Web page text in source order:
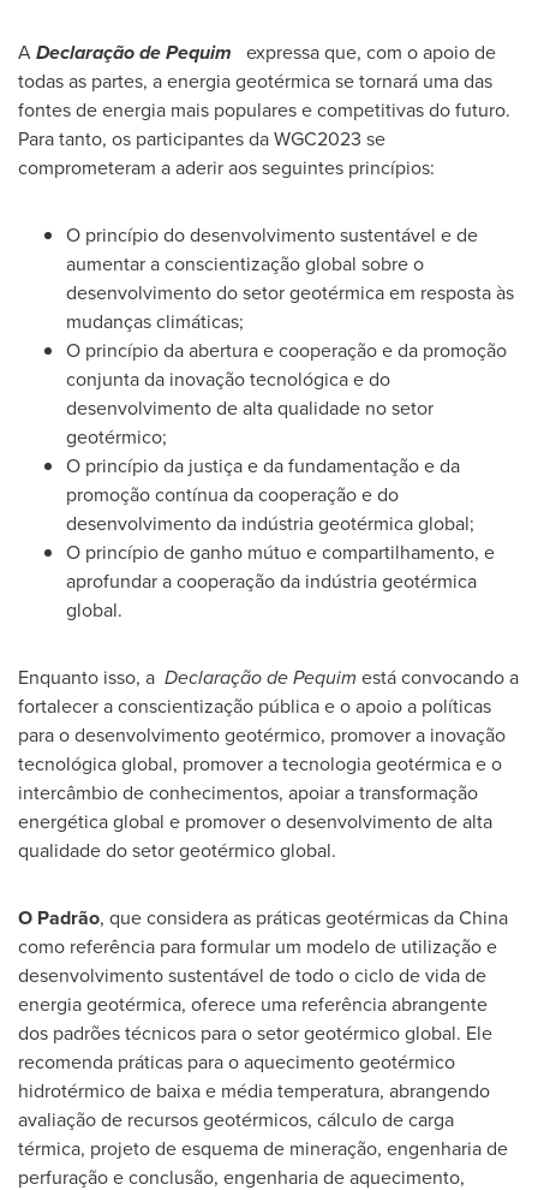
ADeclaração de Pequim expressa que, com o apoio de
todas as partes, a energia geotérmica se tornará uma das
fontes de energia mais populares e competitivas do futuro.
Para tanto, os participantes da WGC2023 se
comprometeram a aderir aos seguintes princípios:
O princípio do desenvolvimento sustentável e de
aumentar a conscientização global sobre o
desenvolvimento do setor geotérmica em resposta às
mudanças climáticas;
O princípio da abertura e cooperação e da promoção
conjunta da inovação tecnológica e do
desenvolvimento de alta qualidade no setor
geotérmico;
O princípio da justiça e da fundamentação e da
promoção contínua da cooperação e do
desenvolvimento da indústria geotérmica global;
O princípio de ganho mútuo e compartilhamento, e
aprofundar a cooperação da indústria geotérmica
global.
Enquanto isso, a Declaração de Pequim está convocando a
fortalecer a conscientização pública e o apoio a políticas
para o desenvolvimento geotérmico, promover a inovação
tecnológica global, promover a tecnologia geotérmica e o
intercâmbio de conhecimentos, apoiar a transformação
energética global e promover o desenvolvimento de alta
qualidade do setor geotérmico global.
O Padrão, que considera as práticas geotérmicas daChina
como referência para formular um modelo de utilização e
desenvolvimento sustentável de todo o ciclo de vida de
energia geotérmica, oferece uma referência abrangente
dos padrões técnicos para o setor geotérmico global. Ele
recomenda práticas para o aquecimento geotérmico
hidrotérmico de baixa e média temperatura, abrangendo
avaliação de recursos geotérmicos, cálculo de carga
térmica, projeto de esquema de mineração, engenharia de
perfuração e conclusão, engenharia de aquecimento,